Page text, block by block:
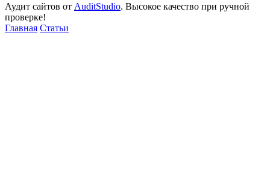
Аудит сайтов от AuditStudio. Высокое качество при ручной
проверке!
Главная Статьи